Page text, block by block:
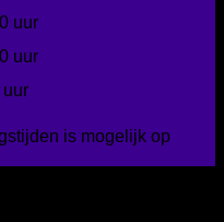
uur
uur
uur
is mogelijk op